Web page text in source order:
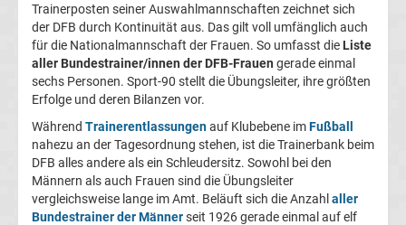
Cup
Sieger
deutschen
Bundestrainer
Trainerposten seiner Auswahlmannschaften zeichnet sich
der DFB durch Kontinuität aus. Das gilt voll umfänglich auch
für die Nationalmannschaft der Frauen. So umfasst die Liste
aller Bundestrainer/innen der DFB-Frauen gerade einmal
sechs Personen. Sport-90 stellt die Übungsleiter, ihre größten
Erfolge und deren Bilanzen vor.
Während Trainerentlassungenauf Klubebene imFußball
nahezu an der Tagesordnung stehen, ist die Trainerbank beim
DFB alles andere als ein Schleudersitz. Sowohl bei den
Männern als auch Frauen sind die Übungsleiter
vergleichsweise lange im Amt. Beläuft sich die Anzahlaller
Bundestrainer der Männerseit 1926 gerade einmal auf elf